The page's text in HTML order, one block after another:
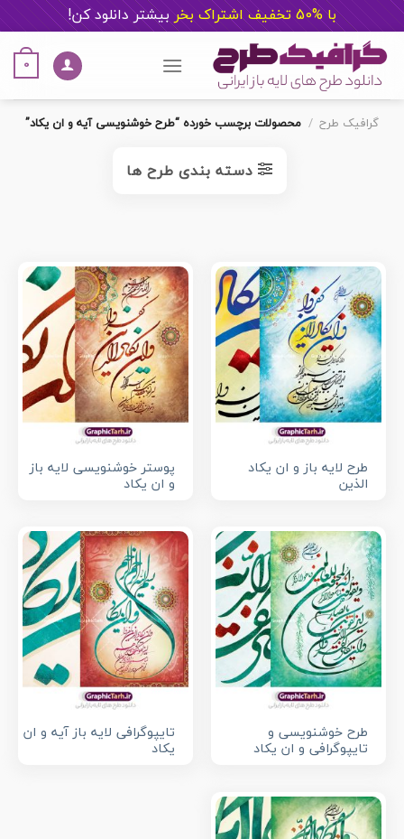
با %50 تخفیف اشتراک بخر بیشتر دانلود کن!
content
0
گرافیک طرح / محصولات برچسب خورده “طرح خوشنویسی آیه و ان یکاد”
دسته بندی طرح ها
طرح لایه باز و ان یکاد
الذین
پوستر خوشنویسی لایه باز
و ان یکاد
طرح خوشنویسی و
تایپوگرافی و ان یکاد
تایپوگرافی لایه باز آیه و ان
یکاد